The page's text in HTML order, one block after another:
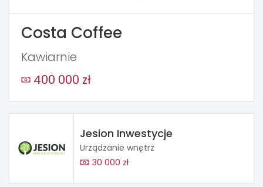
Costa Coffee
Kawiarnie
400 000 zł
Jesion Inwestycje
Urządzanie wnętrz
30 000 zł